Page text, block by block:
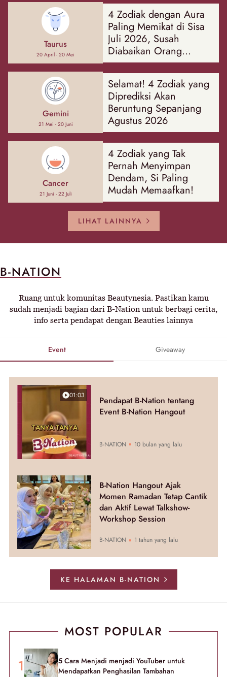
Taurus
20 April - 20 Mei
4 Zodiak dengan Aura
Paling Memikat di Sisa
Juli 2026, Susah
Diabaikan Orang
Sekitar!
Gemini
21 Mei - 20 Juni
Selamat! 4 Zodiak yang
Diprediksi Akan
Beruntung Sepanjang
Agustus 2026
Cancer
21 Juni - 22 Juli
4 Zodiak yang Tak
Pernah Menyimpan
Dendam, Si Paling
Mudah Memaafkan!
LIHAT LAINNYA
B-NATION
Ruang untuk komunitas Beautynesia. Pastikan kamu
sudah menjadi bagian dari B-Nation untuk berbagi cerita,
info serta pendapat dengan Beauties lainnya
Event Giveaway
01:03
Pendapat B-Nation tentang
Event B-Nation Hangout
B-NATION 10 bulan yang lalu
B-Nation Hangout Ajak
Momen Ramadan Tetap Cantik
dan Aktif Lewat Talkshow-
Workshop Session
B-NATION 1 tahun yang lalu
KE HALAMAN B-NATION
MOST POPULAR
5 Cara Menjadi menjadi YouTuber untuk
Mendapatkan Penghasilan Tambahan